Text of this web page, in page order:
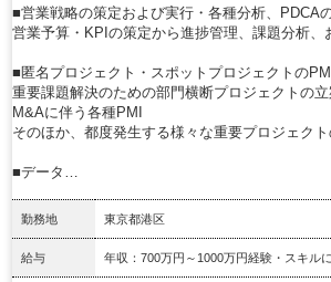
■営業戦略の策定および実行・各種分析、PDCA
営業予算・KPIの策定から進捗管理、課題分析、
■匿名プロジェクト・スポットプロジェクトのPM
重要課題解決のための部門横断プロジェクトの
M&Aに伴う各種PMI
そのほか、都度発生する様々な重要プロジェク
■データ…
勤務地 東京都港区
給与 年収：700万円～1000万円経験・スキル